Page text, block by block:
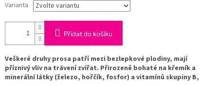
Varianta
Přidat do košíku
Veškeré druhy prosa patří mezi bezlepkové plodiny, mají
příznivý vliv na trávení zvířat. Přirozeně bohaté na křemík a
minerální látky (železo, hořčík, fosfor) a vitamínů skupiny B,